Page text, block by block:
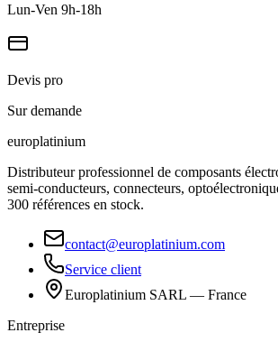
Lun-Ven 9h-18h
Devis pro
Sur demande
europlatinium
Distributeur professionnel de composants
semi-conducteurs, connecteurs,
300 références en stock.
contact@europlatinium.com
Service client
Europlatinium SARL — France
Entreprise